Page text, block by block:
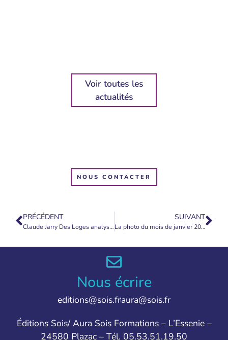
Voir toutes les
actualités
NOUS CONTACTER
PRÉCÉDENT
Claude Jarry Des Loges analyse les aspects de l’année 2024
SUIVANT
La photo du mois de janvier 2024
Nous écrire
editions@sois.fraura@sois.fr
Éditions Sois/ Aura Sois Formations – L’Essenie –
24580 Plazac – Tél. 05.53.51.19.50